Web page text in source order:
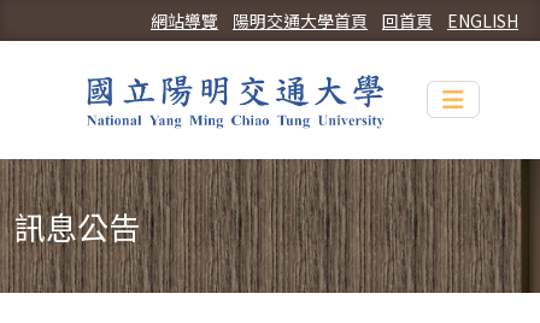
ENGLISH
回首頁
陽明交通大學首頁
網站導覽
Toggle
訊息公告